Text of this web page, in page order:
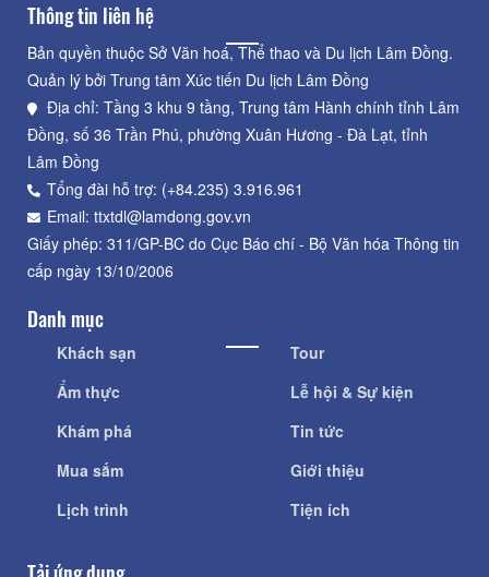
Thông tin liên hệ
Bản quyền thuộc Sở Văn hoá, Thể thao và Du lịch Lâm Đồng.
Quản lý bởi Trung tâm Xúc tiến Du lịch Lâm Đồng
Địa chỉ: Tầng 3 khu 9 tầng, Trung tâm Hành chính tỉnh Lâm
Đồng, số 36 Trần Phú, phường Xuân Hương - Đà Lạt, tỉnh
Lâm Đồng
Tổng đài hỗ trợ: (+84.235) 3.916.961
Email: ttxtdl@lamdong.gov.vn
Giấy phép: 311/GP-BC do Cục Báo chí - Bộ Văn hóa Thông tin
cấp ngày 13/10/2006
Danh mục
Khách sạn
Ẩm thực
Khám phá
Mua sắm
Lịch trình
Tour
Lễ hội & Sự kiện
Tin tức
Giới thiệu
Tiện ích